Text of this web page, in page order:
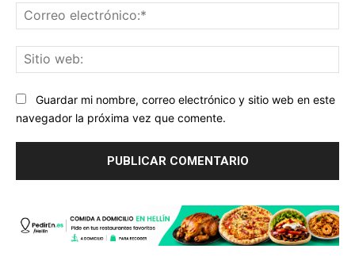
Guardar mi nombre, correo electrónico y sitio web en este
navegador la próxima vez que comente.